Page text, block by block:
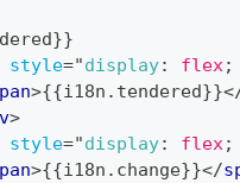
style="display: flex;
>{{i18n.tendered}}
>
style="display: flex;
>{{i18n.change}}</